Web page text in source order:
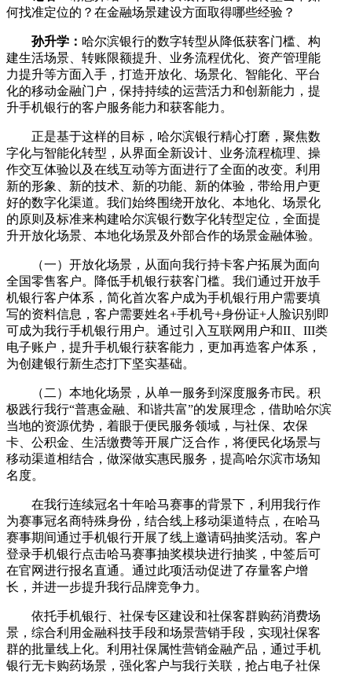
何找准定位的？在金融场景建设方面取得哪些经验？
孙升学： 哈尔滨银行的数字转型从降低获客门槛、构
建生活场景、转账限额提升、业务流程优化、资产管理能
力提升等方面入手，打造开放化、场景化、智能化、平台
化的移动金融门户，保持持续的运营活力和创新能力，提
升手机银行的客户服务能力和获客能力。
正是基于这样的目标，哈尔滨银行精心打磨，聚焦数
字化与智能化转型，从界面全新设计、业务流程梳理、操
作交互体验以及在线互动等方面进行了全面的改变。利用
新的形象、新的技术、新的功能、新的体验，带给用户更
好的数字化渠道。我们始终围绕开放化、本地化、场景化
的原则及标准来构建哈尔滨银行数字化转型定位，全面提
升开放化场景、本地化场景及外部合作的场景金融体验。
（一）开放化场景，从面向我行持卡客户拓展为面向
全国零售客户。降低手机银行获客门槛。我们通过开放手
机银行客户体系，简化首次客户成为手机银行用户需要填
写的资料信息，客户需要姓名+手机号+身份证+人脸识别即
可成为我行手机银行用户。通过引入互联网用户和II、III类
电子账户，提升手机银行获客能力，更加再造客户体系，
为创建银行新生态打下坚实基础。
（二）本地化场景，从单一服务到深度服务市民。积
极践行我行“普惠金融、和谐共富”的发展理念，借助哈尔滨
当地的资源优势，着眼于便民服务领域，与社保、农保
卡、公积金、生活缴费等开展广泛合作，将便民化场景与
移动渠道相结合，做深做实惠民服务，提高哈尔滨市场知
名度。
在我行连续冠名十年哈马赛事的背景下，利用我行作
为赛事冠名商特殊身份，结合线上移动渠道特点，在哈马
赛事期间通过手机银行开展了线上邀请码抽奖活动。客户
登录手机银行点击哈马赛事抽奖模块进行抽奖，中签后可
在官网进行报名直通。通过此项活动促进了存量客户增
长，并进一步提升我行品牌竞争力。
依托手机银行、社保专区建设和社保客群购药消费场
景，综合利用金融科技手段和场景营销手段，实现社保客
群的批量线上化。利用社保属性营销金融产品，通过手机
银行无卡购药场景，强化客户与我行关联，抢占电子社保